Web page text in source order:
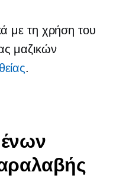
με τη χρήση του
μαζικών
.